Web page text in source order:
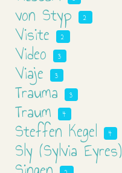
von Styp 2
Visite 2
Video 3
Viaje 3
Trauma 3
Traum 4
Steffen Kegel 4
Sly (Sylvia Eyres)